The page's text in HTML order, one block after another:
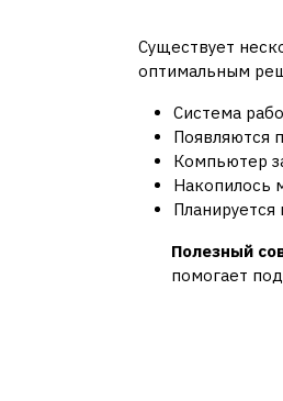
Существует
оптимальным
Система
Появляются
Компьютер
Накопилось
Полезный
помогает